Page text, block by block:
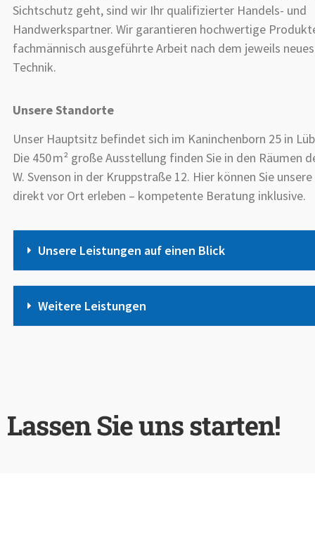
Sichtschutz geht, sind wir Ihr qualifizierter Handels- und
Handwerkspartner. Wir garantieren hochwertige
fachmännisch ausgeführte Arbeit nach dem jeweils
Technik.
Unsere Standorte
Unser Hauptsitz befindet sich im Kaninchenborn 25 in
Die 450 m² große Ausstellung finden Sie in den Räumen
W. Svenson in der Kruppstraße 12. Hier können Sie
direkt vor Ort erleben – kompetente Beratung inklusive.
Unsere Leistungen auf einen Blick
Weitere Leistungen
Lassen Sie uns starten!